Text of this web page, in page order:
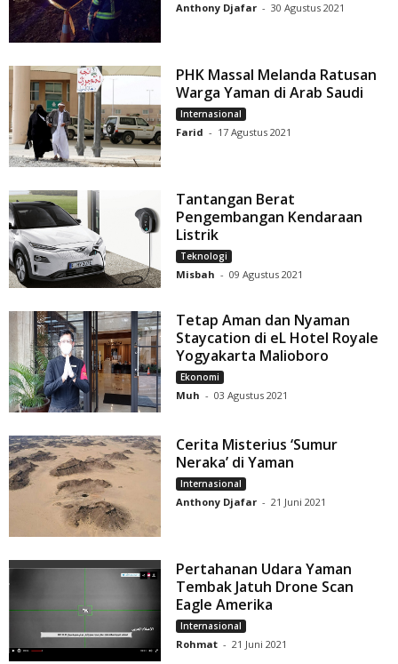
Anthony Djafar - 30 Agustus 2021
PHK Massal Melanda Ratusan
Warga Yaman di Arab Saudi
Internasional
Farid - 17 Agustus 2021
Tantangan Berat
Pengembangan Kendaraan
Listrik
Teknologi
Misbah - 09 Agustus 2021
Tetap Aman dan Nyaman
Staycation di eL Hotel Royale
Yogyakarta Malioboro
Ekonomi
Muh - 03 Agustus 2021
Cerita Misterius ‘Sumur
Neraka’ di Yaman
Internasional
Anthony Djafar - 21 Juni 2021
Pertahanan Udara Yaman
Tembak Jatuh Drone Scan
Eagle Amerika
Internasional
Rohmat - 21 Juni 2021